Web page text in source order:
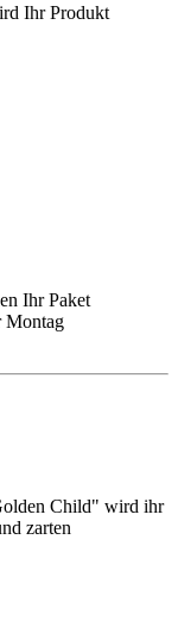
Ihr Produkt
Ihr Paket
Montag
Child" wird ihr
zarten